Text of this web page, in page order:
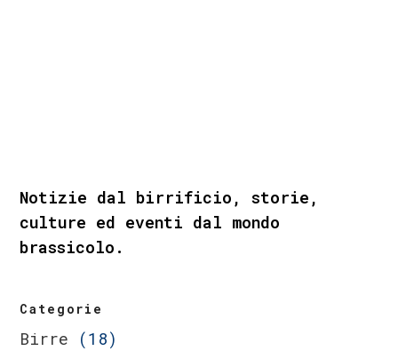
Notizie dal birrificio, storie,
culture ed eventi dal mondo
brassicolo.
Categorie
Birre (18)